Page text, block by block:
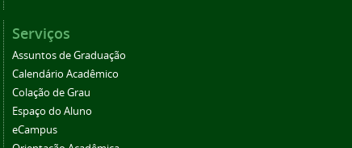
Serviços
Assuntos de Graduação
Calendário Acadêmico
Colação de Grau
Espaço do Aluno
eCampus